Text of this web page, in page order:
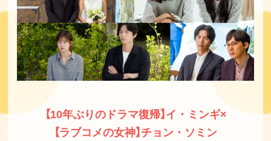
【10年ぶりのドラマ復帰】イ・ミンギ×
【ラブコメの女神】チョン・ソミン